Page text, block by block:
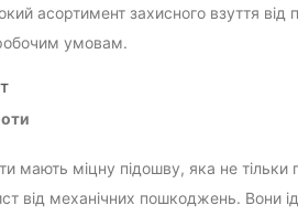
асортимент захисного взуття від
умовам.
мають міцну підошву, яка не
від механічних пошкоджень. Вони